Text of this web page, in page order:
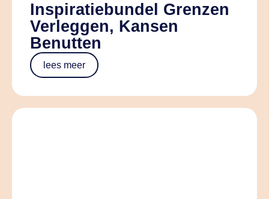
Inspiratiebundel Grenzen
Verleggen, Kansen
Benutten
lees meer